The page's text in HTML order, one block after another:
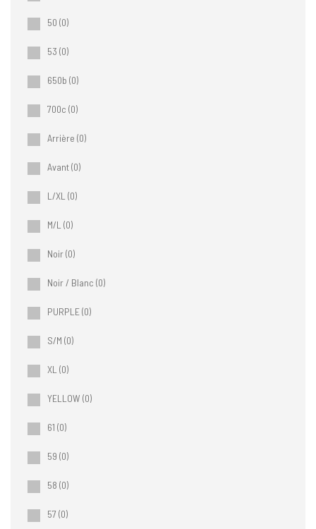
50 (0)
53 (0)
650b (0)
700c (0)
Arrière (0)
Avant(0)
L/XL (0)
M/L (0)
Noir(0)
Noir / Blanc (0)
PURPLE(0)
S/M (0)
XL (0)
YELLOW (0)
61 (0)
59 (0)
58 (0)
57 (0)